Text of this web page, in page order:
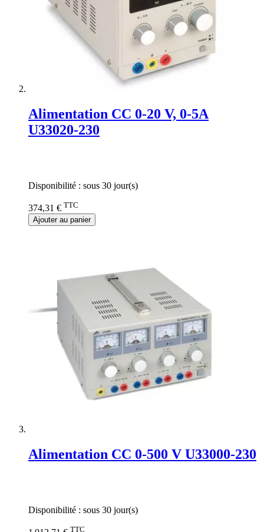
Alimentation CC 0-20 V, 0-5A
U33020-230
Disponibilité : sous 30 jour(s)
374,31 € TTC
Ajouter au panier
Alimentation CC 0-500 V U33000-230
Disponibilité : sous 30 jour(s)
TTC